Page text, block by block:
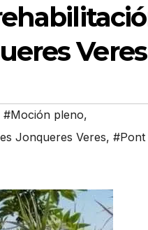
Veres
#Moción pleno,
Jonqueres Veres, #Pont